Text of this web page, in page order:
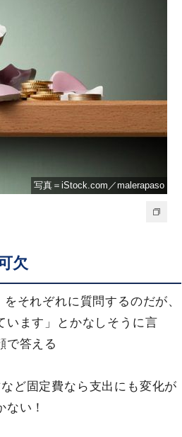
写真＝iStock.com／malerapaso
欠
それぞれに質問するのだが、
います」とかなしそうに言
で答える
ど固定費なら支出にも変化が
い！